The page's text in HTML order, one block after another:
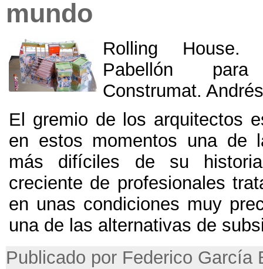
mundo
Rolling House.
Pabellón
Construmat.
El gremio de los arquitectos
en estos momentos una de
más difíciles de su
creciente de profesionales
en unas condiciones muy
una de las alternativas de
Publicado por Federico García